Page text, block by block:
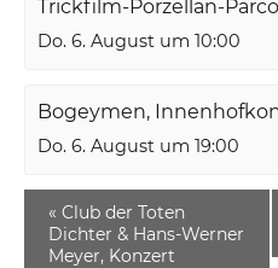
Trickfilm-Porzellan-
Do. 6. August um 10:00
Bogeymen,
Do. 6. August um 19:00
« Club der Toten
Dichter & Hans-Werner
Meyer, Konzert